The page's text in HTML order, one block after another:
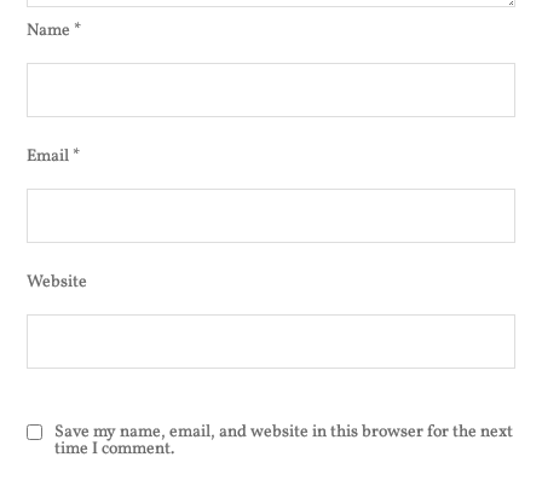
Name *
Email *
Website
Save my name, email, and website in this browser for the next
time I comment.